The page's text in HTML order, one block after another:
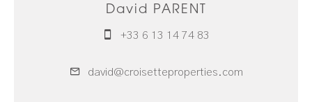
David PARENT
+33 6 13 14 74 83
david@croisetteproperties.com